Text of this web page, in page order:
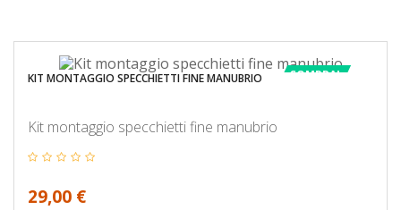
COMPRA!
KIT MONTAGGIO SPECCHIETTI FINE MANUBRIO
Kit montaggio specchietti fine manubrio
29,00 €